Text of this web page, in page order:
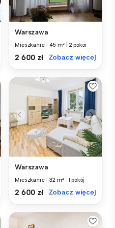
Warszawa
Mieszkanie 45 m² 2 pokoi
2 600 zł Zobacz więcej
Warszawa
Mieszkanie 32 m² 1 pokój
2 600 zł Zobacz więcej